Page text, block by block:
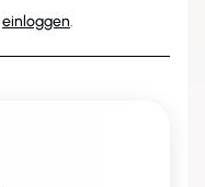
einloggen.